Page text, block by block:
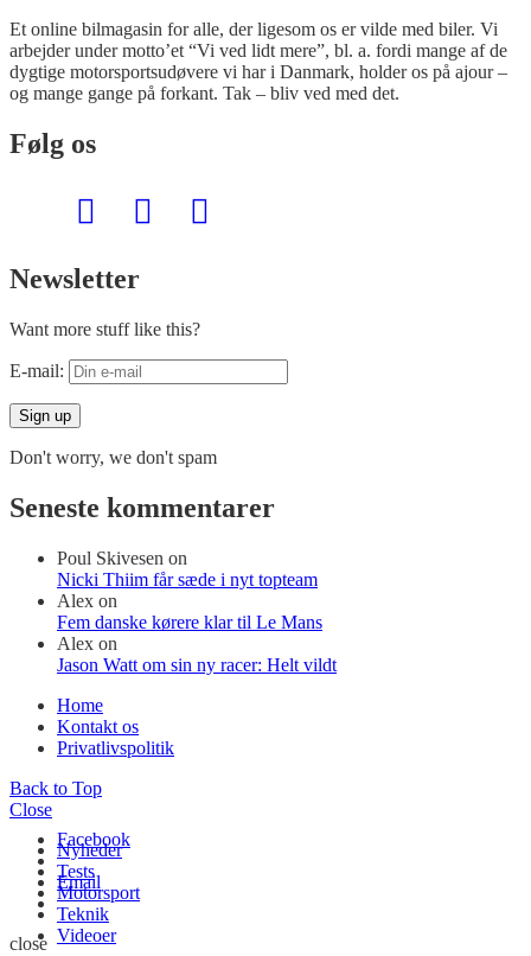
Et online bilmagasin for alle, der ligesom os er vilde med biler. Vi
arbejder under motto’et “Vi ved lidt mere”, bl. a. fordi mange af de
dygtige motorsportsudøvere vi har i Danmark, holder os på ajour –
og mange gange på forkant. Tak – bliv ved med det.
Følg os
Newsletter
Want more stuff like this?
E-mail:
Don't worry, we don't spam
Seneste kommentarer
Poul Skivesen on
Nicki Thiim får sæde i nyt topteam
Alex on
Fem danske kørere klar til Le Mans
Alex on
Jason Watt om sin ny racer: Helt vildt
Home
Kontakt os
Privatlivspolitik
Back to Top
Close
Nyheder
Tests
Motorsport
Teknik
Videoer
Facebook
Email
close